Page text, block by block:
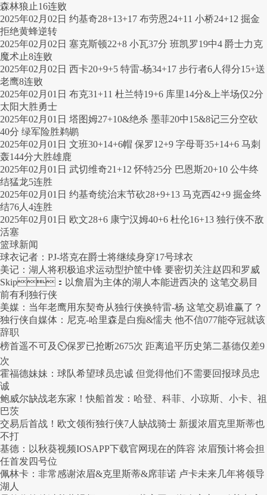
森林狼止16连败
2025年02月02日 约基奇28+13+17 布劳恩24+11 小桥24+12 掘金
拒绝黄蜂逆转
2025年02月02日 塞克斯顿22+8 小瓦37分 班凯罗19中4 爵士力克
魔术止8连败
2025年02月02日 西卡20+9+5 特雷-杨34+17 步行者6人得分15+送
老鹰8连败
2025年02月01日 布克31+11 杜兰特19+6 库里14分&上半场仅2分
太阳大胜勇士
2025年02月01日 塔图姆27+10&绝杀 墨菲20中15&8记三分空砍
40分 绿军险胜鹈鹕
2025年02月01日 文班30+14+6帽 保罗12+9 字母哥35+14+6 马刺
轰144分大胜雄鹿
2025年02月01日 武切维奇21+12 怀特25分 巴恩斯20+10 公牛终
结猛龙5连胜
2025年02月01日 约基奇统治末节砍28+9+13 马克西42+9 掘金终
结76人4连胜
2025年02月01日 欧文28+6 康宁汉姆40+6 杜伦16+13 独行侠不敌
活塞
篮球新闻
球衣记者：PJ-塔克在爵士将继续身穿17号球衣
美记：湖人将积极追求运动型护筐中锋 要密切关注赵四和罗威
Skip：以詹眉为主体的湖人本能进西决的 这笔交易目
前有利独行侠
美媒：当年老鹰用东契奇从独行侠换特雷-杨 这笔交易谁赢了？
独行侠自媒体：尼克-哈里森是白痴&懦夫 他不信077能夺冠就该
辞职
榜首遥不可及⏲️保罗已抢断2675次 距离追平历史第二基德仅差9
次
霍福德妹妹：球队希望球员忠诚 但觉得他们不需要回报球员忠
诚
鲍威尔缺战老东家！快船首发：哈登、科菲、小琼斯、小卡、祖
巴茨
交易后首战！欧文领衔独行侠7人缺战骑士 新援浓眉克里斯蒂也
不打
基德：以秋葵视频IOSAPP下载官网现在的阵容 浓眉预计将会担
任首发四号位
佩林卡：非常感谢浓眉&克里斯蒂&席菲诺 卢卡未来几年将领导
湖人